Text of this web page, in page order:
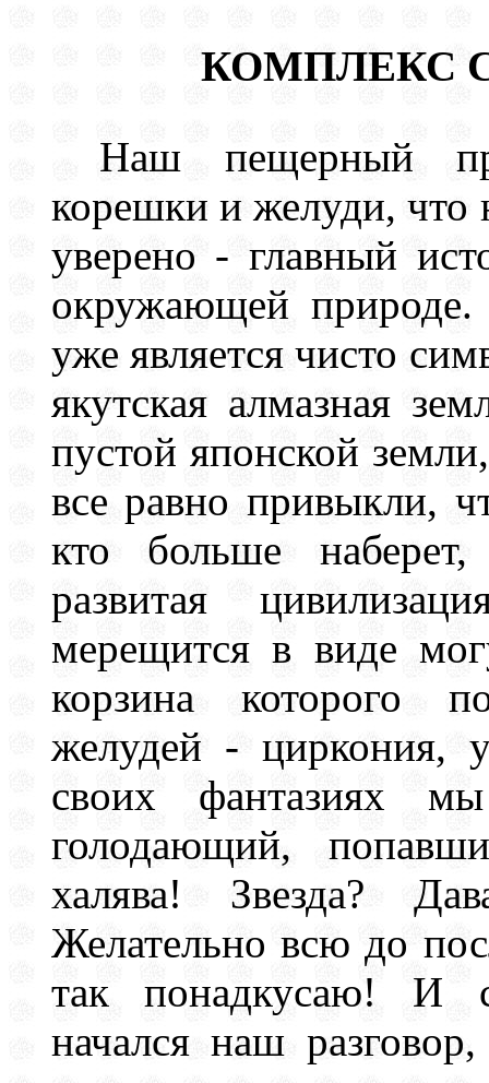
КОМПЛЕКС
Наш пещерный
корешки и желуди, что
уверено - главный
окружающей природе.
уже является чисто
якутская алмазная
пустой японской
все равно привыкли,
кто больше
развитая
мерещится в виде
корзина которого
желудей - циркония,
своих фантазиях
голодающий,
халява! Звезда?
Желательно всю до
так понадкусаю! И
начался наш